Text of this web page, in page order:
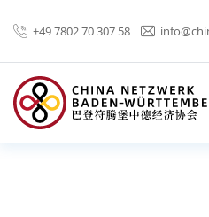
+49 7802 70 307 58